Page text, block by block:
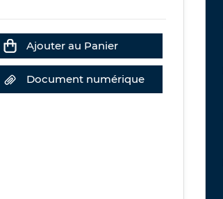
Ajouter au Panier
Document numérique